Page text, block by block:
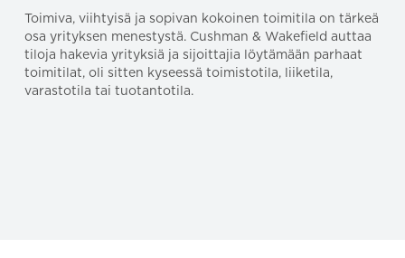
Toimiva, viihtyisä ja sopivan kokoinen toimitila on tärkeä
osa yrityksen menestystä. Cushman & Wakefield auttaa
tiloja hakevia yrityksiä ja sijoittajia löytämään parhaat
toimitilat, oli sitten kyseessä toimistotila, liiketila,
varastotila tai tuotantotila.